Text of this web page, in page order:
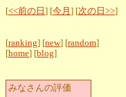
[<<前の日 ] [今月 ] [次の日>>]
[ranking] [new] [random]
[home] [blog]
みなさんの評価